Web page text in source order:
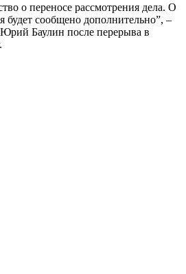
о переносе рассмотрения дела. О
будет сообщено дополнительно”, –
Баулин после перерыва в